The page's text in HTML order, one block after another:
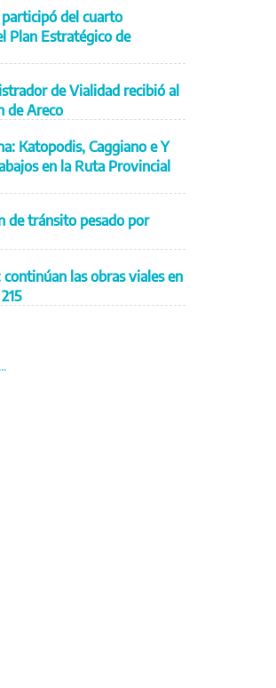
del cuarto
Plan Estratégico de
de Vialidad recibió al
de Areco
Katopodis, Caggiano e Y
en la Ruta Provincial
de tránsito pesado por
continúan las obras viales en